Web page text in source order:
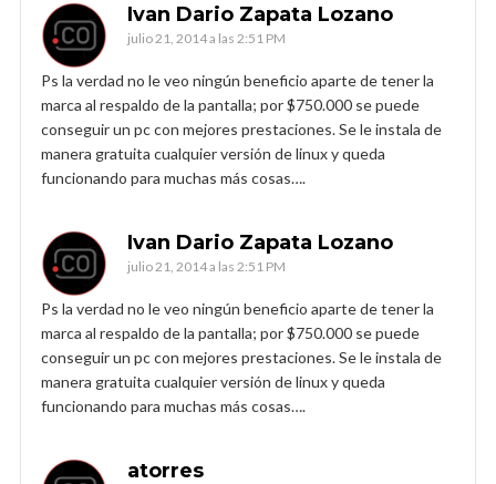
Ivan Dario Zapata Lozano
julio 21, 2014 a las 2:51 PM
Ps la verdad no le veo ningún beneficio aparte de tener la
marca al respaldo de la pantalla; por $750.000 se puede
conseguir un pc con mejores prestaciones. Se le instala de
manera gratuita cualquier versión de linux y queda
funcionando para muchas más cosas….
Ivan Dario Zapata Lozano
julio 21, 2014 a las 2:51 PM
Ps la verdad no le veo ningún beneficio aparte de tener la
marca al respaldo de la pantalla; por $750.000 se puede
conseguir un pc con mejores prestaciones. Se le instala de
manera gratuita cualquier versión de linux y queda
funcionando para muchas más cosas….
atorres